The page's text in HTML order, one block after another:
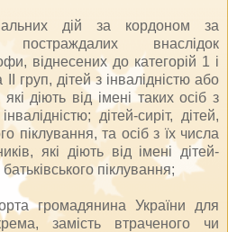
дій за кордоном за
внаслідок
віднесених до категорій 1 і
II груп, дітей з інвалідністю або
діють від імені таких осіб з
дітей-сиріт, дітей,
піклування, та осіб з їх числа
які діють від імені дітей-
піклування;
громадянина України для
замість втраченого чи